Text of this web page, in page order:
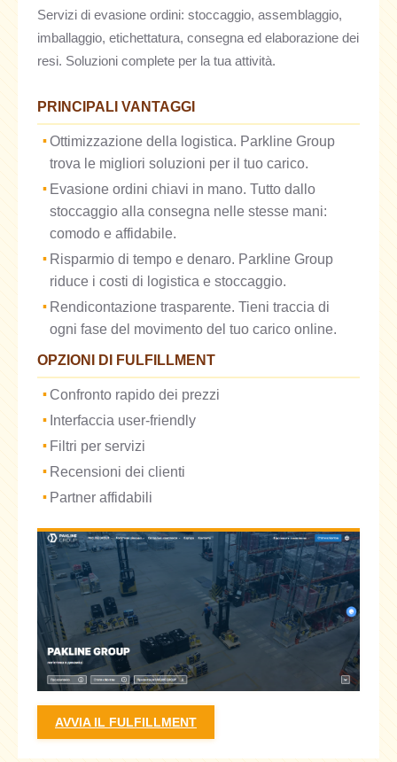
Servizi di evasione ordini: stoccaggio, assemblaggio,
imballaggio, etichettatura, consegna ed elaborazione dei
resi. Soluzioni complete per la tua attività.
PRINCIPALI VANTAGGI
Ottimizzazione della logistica. Parkline Group
trova le migliori soluzioni per il tuo carico.
Evasione ordini chiavi in ​​mano. Tutto dallo
stoccaggio alla consegna nelle stesse mani:
comodo e affidabile.
Risparmio di tempo e denaro. Parkline Group
riduce i costi di logistica e stoccaggio.
Rendicontazione trasparente. Tieni traccia di
ogni fase del movimento del tuo carico online.
OPZIONI DI FULFILLMENT
Confronto rapido dei prezzi
Interfaccia user-friendly
Filtri per servizi
Recensioni dei clienti
Partner affidabili
AVVIA IL FULFILLMENT